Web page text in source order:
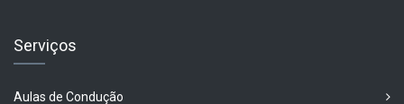
Serviços
Aulas de Condução